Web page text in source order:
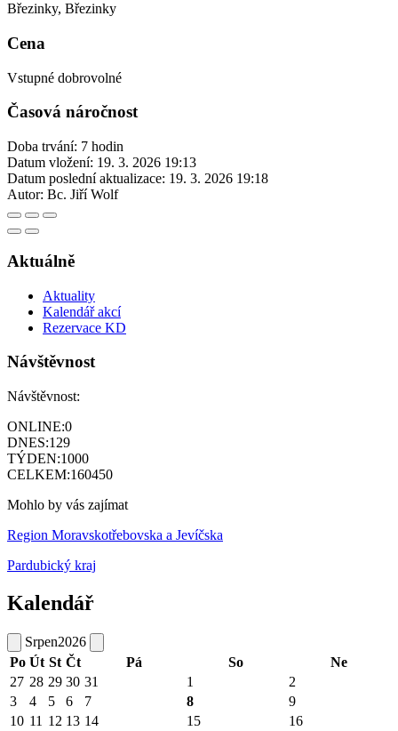
Březinky, Březinky
Cena
Vstupné dobrovolné
Časová náročnost
Doba trvání: 7 hodin
Datum vložení: 19. 3. 2026 19:13
Datum poslední aktualizace: 19. 3. 2026 19:18
Autor: Bc. Jiří Wolf
Aktuálně
Aktuality
Kalendář akcí
Rezervace KD
Návštěvnost
Návštěvnost:
ONLINE:0
DNES:129
TÝDEN:1000
CELKEM:160450
Mohlo by vás zajímat
Region Moravskotřebovska a Jevíčska
Pardubický kraj
Kalendář
Srpen2026
Po Út St Čt Pá So
Ne
27 28 29 30 31 1
2
3
4 5 6 7 8
9
10 11 12 13 14 15 16